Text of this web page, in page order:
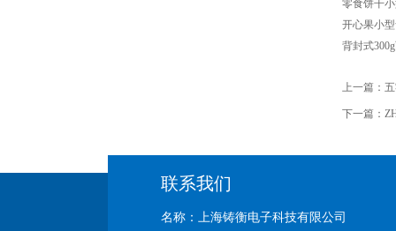
零食饼干
开心果小
背封式
上一篇：
下一篇：
联系我们
名称：上海铸衡电子科技有限公司